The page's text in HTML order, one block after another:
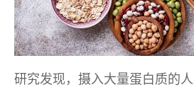
研究发现，摄入大量蛋白质的